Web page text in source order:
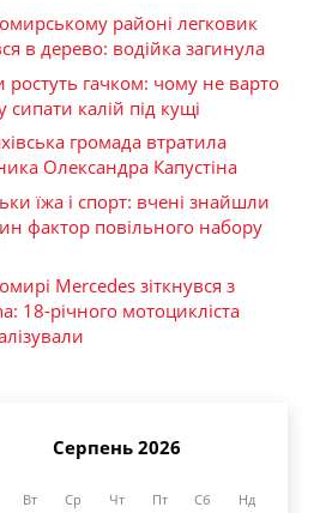
районі легковик
в дерево: водійка загинула
ростуть гачком: чому не варто
сипати калій під кущі
громада втратила
Олександра Капустіна
їжа і спорт: вчені знайшли
фактор повільного набору
Mercedes зіткнувся з
18-річного мотоцикліста
Серпень 2026
Вт Ср Чт Пт Сб Нд